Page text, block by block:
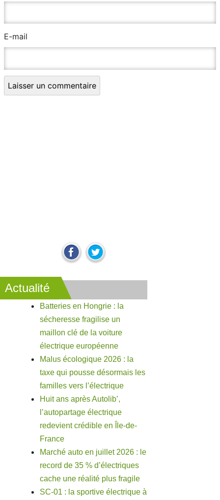
E-mail
Actualité
Batteries en Hongrie : la
sécheresse fragilise un
maillon clé de la voiture
électrique européenne
Malus écologique 2026 : la
taxe qui pousse désormais les
familles vers l’électrique
Huit ans après Autolib’,
l’autopartage électrique
redevient crédible en Île-de-
France
Marché auto en juillet 2026 : le
record de 35 % d’électriques
cache une réalité plus fragile
SC-01 : la sportive électrique à